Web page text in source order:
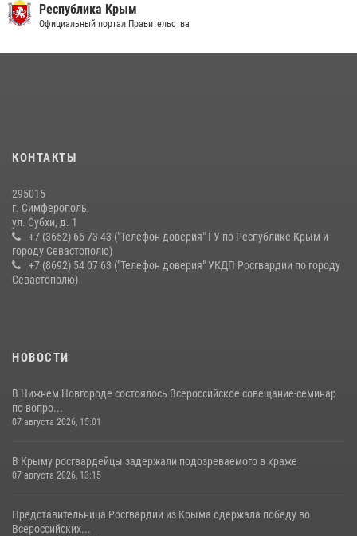
В Ялте росгвардейцы задержали подозреваемого в краже
краже из супермаркета
10 июля 2026, 15:10
Республика Крым
Официальный портал Правительства
КОНТАКТЫ
295015
г. Симферополь,
ул. Субхи, д. 1
+7 (3652) 66 73 43 ("Телефон доверия" ГУ по Республике Крым и
городу Севастополю)
+7 (8692) 54 07 63 ("Телефон доверия" УКДП Росгвардии по городу
Севастополю)
НОВОСТИ
В Нижнем Новгороде состоялось Всероссийское совещание-семинар
по вопро...
07 августа 2026, 15:01
В Крыму росгвардейцы задержали подозреваемого в краже
07 августа 2026, 13:15
Представительница Росгвардии из Крыма одержала победу во
Всероссийских...